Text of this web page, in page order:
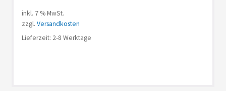
inkl. 7 % MwSt.
zzgl. Versandkosten
Lieferzeit: 2-8 Werktage